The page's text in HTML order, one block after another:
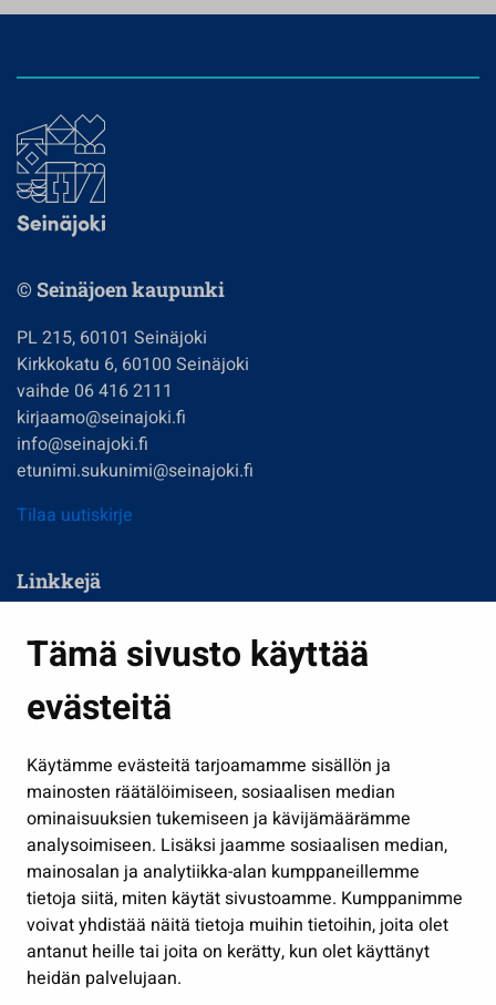
Tämä sivusto käyttää
evästeitä
Käytämme evästeitä tarjoamamme sisällön ja
mainosten räätälöimiseen, sosiaalisen median
ominaisuuksien tukemiseen ja kävijämäärämme
analysoimiseen. Lisäksi jaamme sosiaalisen median,
mainosalan ja analytiikka-alan kumppaneillemme
tietoja siitä, miten käytät sivustoamme. Kumppanimme
voivat yhdistää näitä tietoja muihin tietoihin, joita olet
antanut heille tai joita on kerätty, kun olet käyttänyt
heidän palvelujaan.
© Seinäjoen kaupunki
PL 215, 60101 Seinäjoki
Kirkkokatu 6, 60100 Seinäjoki
vaihde 06 416 2111
kirjaamo@seinajoki.fi
info@seinajoki.fi
etunimi.sukunimi@seinajoki.fi
Tilaa uutiskirje
Linkkejä
Kasvatus ja opetus
Kulttuuri ja liikunta
Työ ja yrittäminen
Osallistu ja asioi
Näytä omat evästeasetukseni
Seuraa meitä